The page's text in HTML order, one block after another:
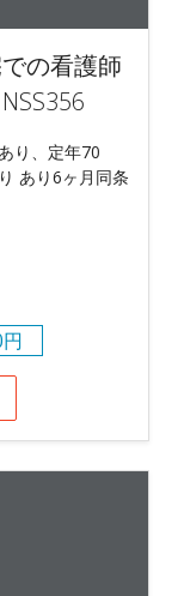
の看護師
り、定年70
あり6ヶ月同条